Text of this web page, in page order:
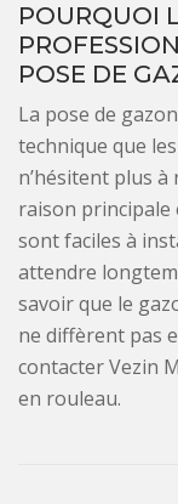
POURQUOI
POSE DE
La pose de
technique que
n’hésitent plus
raison principale
sont faciles à
attendre
savoir que le
ne diffèrent pas
contacter Vezin
en rouleau.